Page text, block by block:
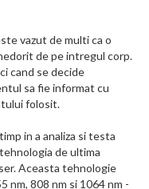
vazut de multi ca o
de pe intregul corp.
cand se decide
sa fie informat cu
folosit.
in a analiza si testa
de ultima
Aceasta tehnologie
nm, 808 nm si 1064 nm -